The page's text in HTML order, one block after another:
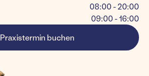
08:00 - 20:00
09:00 - 16:00
Praxistermin buchen